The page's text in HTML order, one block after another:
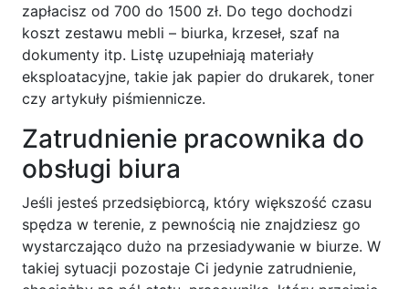
zapłacisz od 700 do 1500 zł. Do tego dochodzi
koszt zestawu mebli – biurka, krzeseł, szaf na
dokumenty itp. Listę uzupełniają materiały
eksploatacyjne, takie jak papier do drukarek, toner
czy artykuły piśmiennicze.
Zatrudnienie pracownika do
obsługi biura
Jeśli jesteś przedsiębiorcą, który większość czasu
spędza w terenie, z pewnością nie znajdziesz go
wystarczająco dużo na przesiadywanie w biurze. W
takiej sytuacji pozostaje Ci jedynie zatrudnienie,